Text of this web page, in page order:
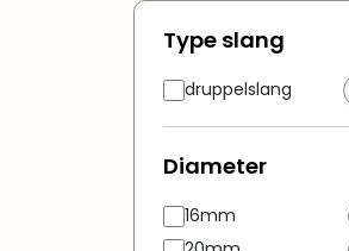
Type slang
druppelslang
Diameter
16mm